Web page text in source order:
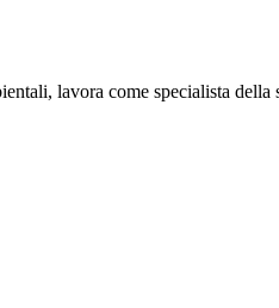
lavora come specialista